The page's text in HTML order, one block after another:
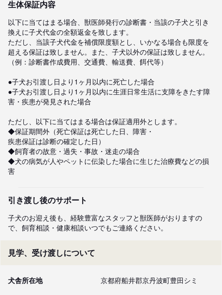
生体保証内容
以下に当てはまる場合、獣医師発行の診断書・当該の子犬と引き
換えに子犬代金の全額返金を致します。
ただし、当該子犬代金を補償限度額とし、いかなる場合も限度を
超える保証は致しません。また、子犬以外の保証は致しません。
（例：診断書作成費用、交通費、輸送費、餌代等）
●子犬お引渡し日より1ヶ月以内に死亡した場合
●子犬お引渡し日より1ヶ月以内に生涯日常生活に支障をきたす障
害・疾患が発見された場合
ただし、以下に当てはまる場合は保証適用外とします。
◆保証期間外（死亡保証は死亡した日、障害・
疾患保証は診断の確定した日）
◆飼育者の故意・過失・事故・迷走の場合
◆犬の病気が人やペットに伝染した場合に生じた治療費などの損
害
引き渡し後のサポート
子犬のお迎え後も、経験豊富なスタッフと獣医師がおりますの
で、飼育相談・健康相談いつでもご連絡ください。
見学、受け渡しについて
犬舎所在地 京都府船井郡京丹波町豊田シミ